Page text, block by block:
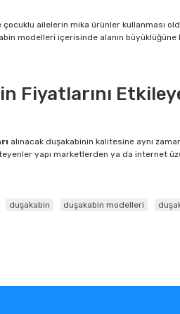
çocuklu ailelerin mika ürünler kullanması
modelleri içerisinde alanın büyüklüğüne
Fiyatlarını
alınacak duşakabinin kalitesine aynı
yapı marketlerden ya da internet
duşakabin duşakabin modelleri